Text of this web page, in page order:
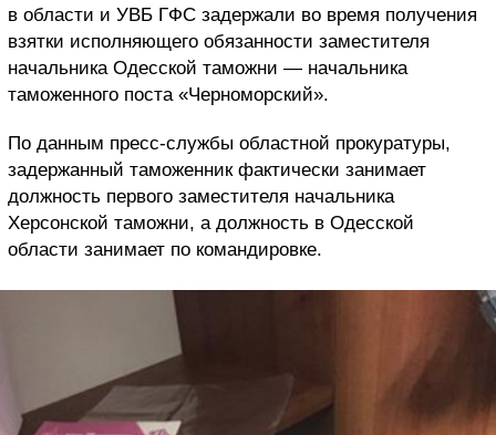
в области и УВБ ГФС задержали во время получения
взятки исполняющего обязанности заместителя
начальника Одесской таможни — начальника
таможенного поста «Черноморский».
По данным пресс-службы областной прокуратуры,
задержанный таможенник фактически занимает
должность первого заместителя начальника
Херсонской таможни, а должность в Одесской
области занимает по командировке.